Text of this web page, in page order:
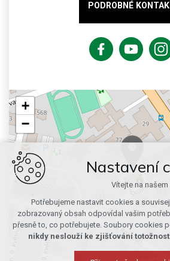
PODROBNÉ
+
−
Nastavení
Vítejte na
Potřebujeme nastavit cookies a
zobrazovaný obsah odpovídal vašim
přesně to, co potřebujete. Soubory cookies
nikdy neslouží ke zjišťování